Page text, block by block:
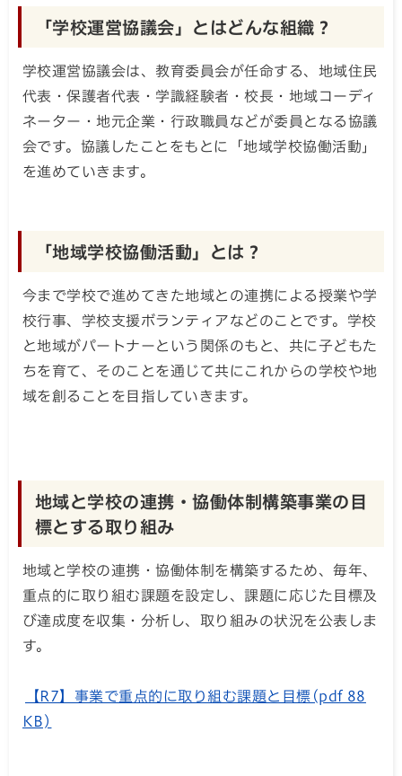
「学校運営協議会」とはどんな組織？
学校運営協議会は、教育委員会が任命する、地域住民
代表・保護者代表・学識経験者・校長・地域コーディ
ネーター・地元企業・行政職員などが委員となる協議
会です。協議したことをもとに「地域学校協働活動」
を進めていきます。
「地域学校協働活動」とは？
今まで学校で進めてきた地域との連携による授業や学
校行事、学校支援ボランティアなどのことです。学校
と地域がパートナーという関係のもと、共に子どもた
ちを育て、そのことを通じて共にこれからの学校や地
域を創ることを目指していきます。
地域と学校の連携・協働体制構築事業の目
標とする取り組み
地域と学校の連携・協働体制を構築するため、毎年、
重点的に取り組む課題を設定し、課題に応じた目標及
び達成度を収集・分析し、取り組みの状況を公表しま
す。
【R7】事業で重点的に取り組む課題と目標(pdf 88
KB)